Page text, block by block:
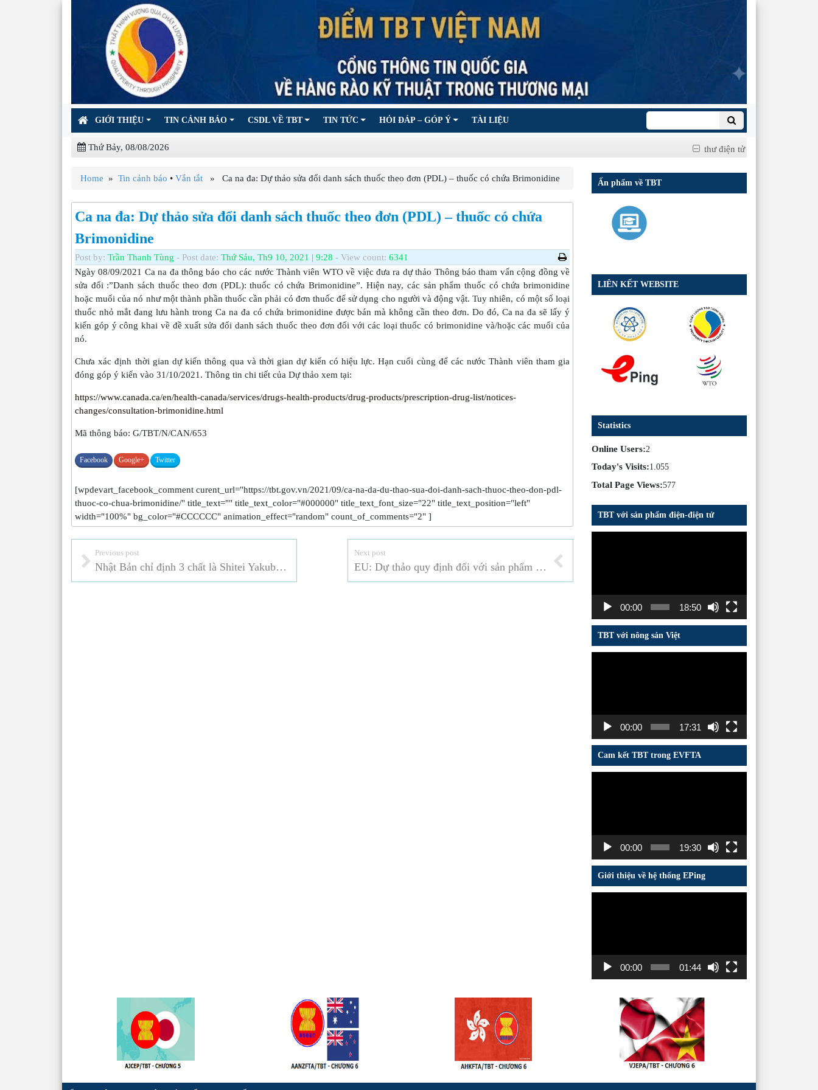
GIỚI THIỆU TIN CẢNH BÁO CSDL VỀ TBT TIN TỨC HỎI ĐÁP – GÓP Ý TÀI LIỆU
Thứ Bảy, 08/08/2026 thư điện tử
Home » Tin cảnh báo • Vắn tắt » Ca na đa: Dự thảo sửa đổi danh sách thuốc theo đơn (PDL) – thuốc có chứa Brimonidine
Ca na đa: Dự thảo sửa đổi danh sách thuốc theo đơn (PDL) – thuốc có chứa
Brimonidine
Post by: Trần Thanh Tùng - Post date: Thứ Sáu, Th9 10, 2021 | 9:28 - View count: 6341
Ngày 08/09/2021 Ca na đa thông báo cho các nước Thành viên WTO về việc đưa ra dự thảo Thông báo tham vấn cộng đồng về
sửa đổi :”Danh sách thuốc theo đơn (PDL): thuốc có chứa Brimonidine”. Hiện nay, các sản phẩm thuốc có chứa brimonidine
hoặc muối của nó như một thành phần thuốc cần phải có đơn thuốc để sử dụng cho người và động vật. Tuy nhiên, có một số loại
thuốc nhỏ mắt đang lưu hành trong Ca na đa có chứa brimonidine được bán mà không cần theo đơn. Do đó, Ca na đa sẽ lấy ý
kiến góp ý công khai về đề xuất sửa đổi danh sách thuốc theo đơn đối với các loại thuốc có brimonidine và/hoặc các muối của
nó.
Chưa xác định thời gian dự kiến thông qua và thời gian dự kiến có hiệu lực. Hạn cuối cùng để các nước Thành viên tham gia
đóng góp ý kiến vào 31/10/2021. Thông tin chi tiết của Dự thảo xem tại:
https://www.canada.ca/en/health-canada/services/drugs-health-products/drug-products/prescription-drug-list/notices-
changes/consultation-brimonidine.html
Mã thông báo: G/TBT/N/CAN/653
Facebook Google+ Twitter
[wpdevart_facebook_comment curent_url="https://tbt.gov.vn/2021/09/ca-na-da-du-thao-sua-doi-danh-sach-thuoc-theo-don-pdl-
thuoc-co-chua-brimonidine/" title_text="" title_text_color="#000000" title_text_font_size="22" title_text_position="left"
width="100%" bg_color="#CCCCCC" animation_effect="random" count_of_comments="2" ]
Previous post
Nhật Bản chỉ định 3 chất là Shitei Yakubutsu
Next post
EU: Dự thảo quy định đối với sản phẩm hữu cơ
Ấn phẩm về TBT
LIÊN KẾT WEBSITE
Statistics
Online Users:2
Today's Visits:1.055
Total Page Views:577
TBT với sản phẩm điện-điện tử
00:00 18:50
TBT với nông sản Việt
00:00 17:31
Cam kết TBT trong EVFTA
00:00 19:30
Giới thiệu về hệ thống EPing
00:00 01:44